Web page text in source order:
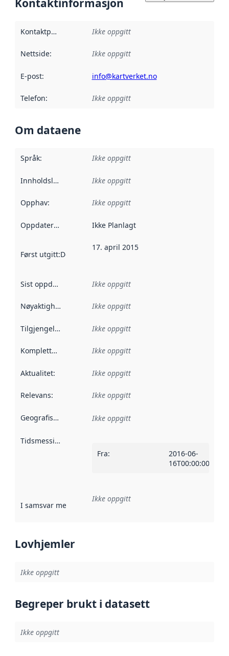
Kontaktinformasjon
Kontaktpunkt Ikke oppgitt
Nettside: Ikke oppgitt
E-post: info@kartverket.no
Telefon: Ikke oppgitt
Om dataene
Språk: Ikke oppgitt
Innholdsleverandører :
Ikke oppgitt
Opphav: Ikke oppgitt
Oppdateringsfrekvens :
Ikke Planlagt
Først utgitt:Denne datoen sier når dataene i dette
17. april 2015
Sist oppdatert Ikke oppgitt
Nøyaktighet Ikke oppgitt
Tilgjengelighet Ikke oppgitt
Kompletthet Ikke oppgitt
Aktualitet: Ikke oppgitt
Relevans: Ikke oppgitt
Geografisk avgrensning :
Ikke oppgitt
Tidsmessig avgrensning
Fra:
2016-06-
16T00:00:00Z
I samsvar med Referanse til en implementasjonsregel
Ikke oppgitt
Lovhjemler
Ikke oppgitt
Begreper brukt i datasett
Ikke oppgitt